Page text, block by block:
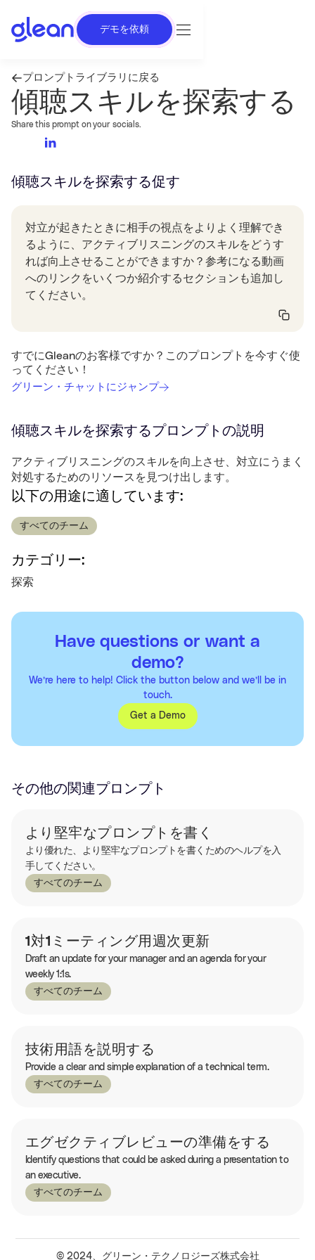
デモを依頼
プロンプトライブラリに戻る
傾聴スキルを探索する
Share this prompt on your socials.
傾聴スキルを探索する促す
対立が起きたときに相手の視点をよりよく理解でき
るように、アクティブリスニングのスキルをどうす
れば向上させることができますか？参考になる動画
へのリンクをいくつか紹介するセクションも追加し
てください。
すでにGleanのお客様ですか？このプロンプトを今すぐ使
ってください！
グリーン・チャットにジャンプ
傾聴スキルを探索するプロンプトの説明
アクティブリスニングのスキルを向上させ、対立にうまく
対処するためのリソースを見つけ出します。
以下の用途に適しています:
すべてのチーム
カテゴリー:
探索
Have questions or want a
demo?
We’re here to help! Click the button below and we’ll be in
touch.
Get a Demo
その他の関連プロンプト
より堅牢なプロンプトを書く
より優れた、より堅牢なプロンプトを書くためのヘルプを入
手してください。
すべてのチーム
1対1ミーティング用週次更新
Draft an update for your manager and an agenda for your
weekly 1:1s.
すべてのチーム
技術用語を説明する
Provide a clear and simple explanation of a technical term.
すべてのチーム
エグゼクティブレビューの準備をする
Identify questions that could be asked during a presentation to
an executive.
すべてのチーム
© 2024、グリーン・テクノロジーズ株式会社